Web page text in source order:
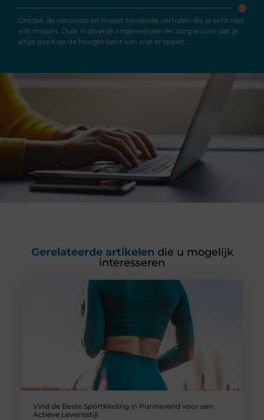
Ontdek de nieuwste en meest boeiende verhalen die je echt niet
wilt missen. Duik in diverse onderwerpen en zorg ervoor dat je
altijd goed op de hoogte bent van wat er speelt.
Gerelateerde artikelen die u mogelijk
interesseren
Vind de Beste Sportkleding in Purmerend voor een
Actieve Levensstijl